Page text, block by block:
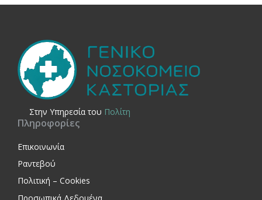
Στην Yπηρεσία του Πολίτη
Πληροφορίες
Επικοινωνία
Ραντεβού
Πολιτική – Cookies